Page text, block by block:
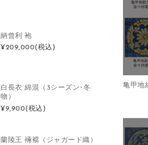
亀甲地
納曾利 袍
¥209,000(税込)
白長衣 綿混（3シーズン･冬
物）
¥9,900(税込)
蘭陵王 裲襠（ジャガード織）